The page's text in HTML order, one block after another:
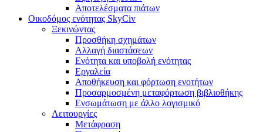
Αποτελέσματα πιάτων
Οικοδόμος ενότητας SkyCiv
Ξεκινώντας
Προσθήκη σχημάτων
Αλλαγή διαστάσεων
Ενότητα και υποβολή ενότητας
Εργαλεία
Αποθήκευση και φόρτωση ενοτήτων
Προσαρμοσμένη μεταφόρτωση βιβλιοθήκης
Ενσωμάτωση με άλλο λογισμικό
Λειτουργίες
Μετάφραση